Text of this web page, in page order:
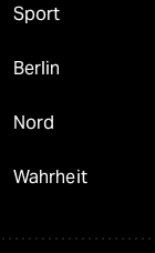
Sport
Berlin
Nord
Wahrheit